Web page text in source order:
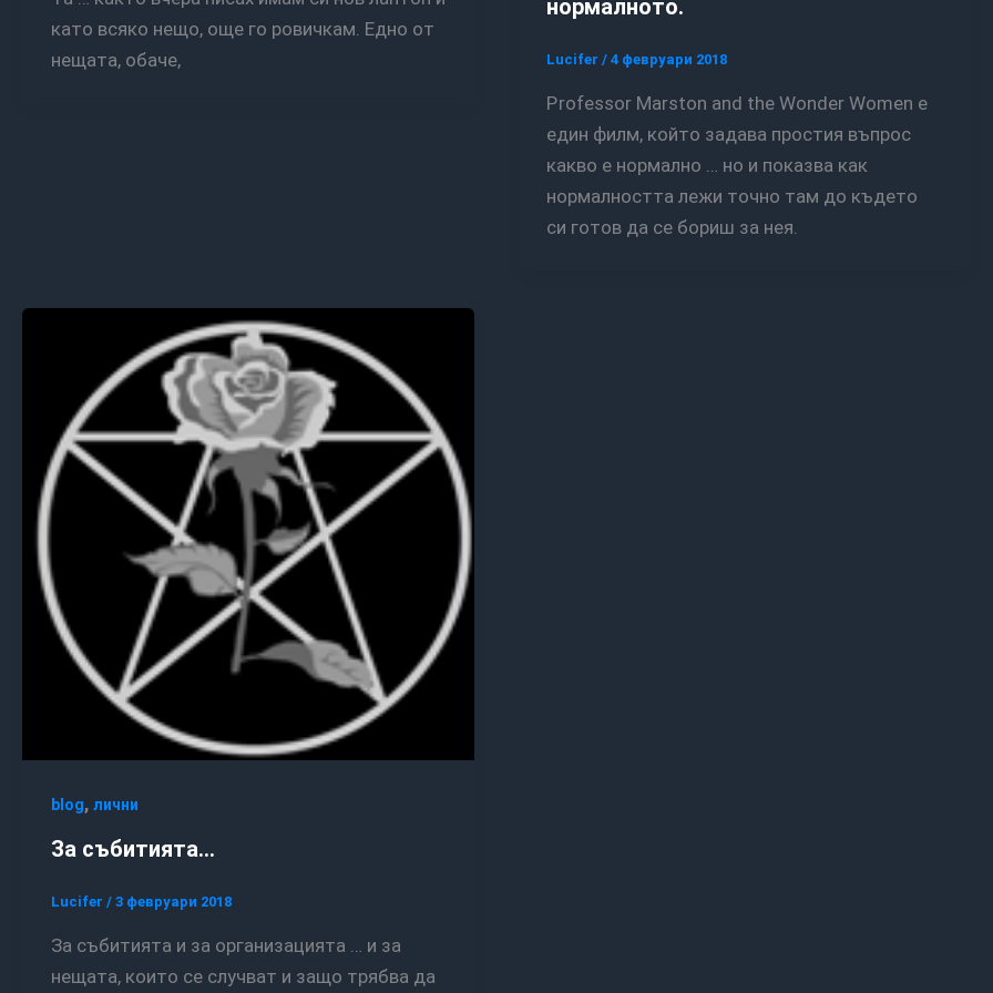
като всяко нещо, още го ровичкам. Едно от
нещата, обаче,
нормалното.
Lucifer/4 февруари 2018
Professor Marston and the Wonder Women е
един филм, който задава простия въпрос
какво е нормално … но и показва как
нормалността лежи точно там до където
си готов да се бориш за нея.
blog, лични
За събитията…
Lucifer / 3 февруари 2018
За събитията и за организацията … и за
нещата, които се случват и защо трябва да